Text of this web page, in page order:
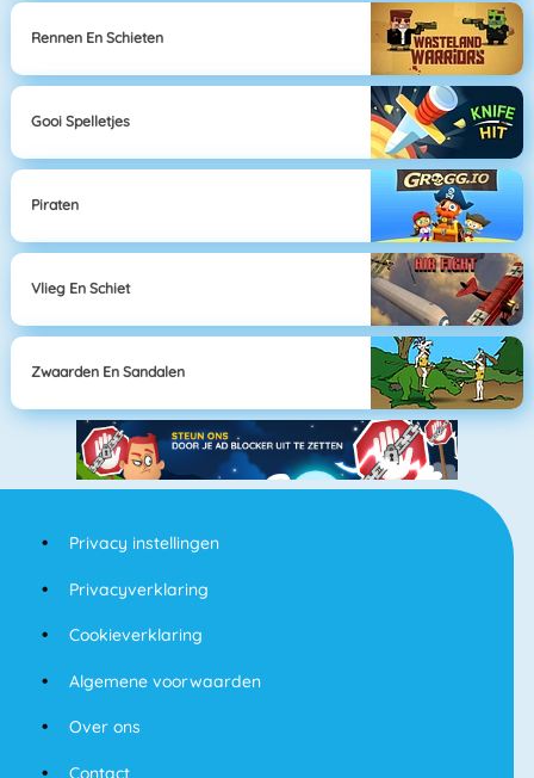
Rennen En Schieten
Gooi Spelletjes
Piraten
Vlieg En Schiet
Zwaarden En Sandalen
Privacy instellingen
Privacyverklaring
Cookieverklaring
Algemene voorwaarden
Over ons
Contact